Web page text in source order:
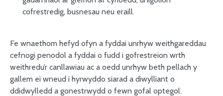
cofrestredig, busnesau neu eraill.
Fe wnaethom hefyd ofyn a fyddai unrhyw weithgareddau
cefnogi penodol a fyddai o fudd i gofrestreion wrth
weithredu’r canllawiau ac a oedd unrhyw beth pellach y
gallem ei wneud i hyrwyddo siarad a diwylliant o
ddidwylledd a gonestrwydd o fewn gofal optegol.